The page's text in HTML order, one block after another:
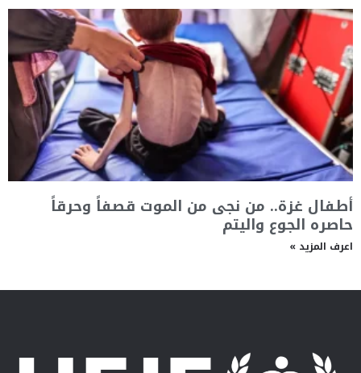
أطفال غزة.. من نجى من الموت قصفاً وحرقاً
حاصره الجوع واليتم
اعرف المزيد »